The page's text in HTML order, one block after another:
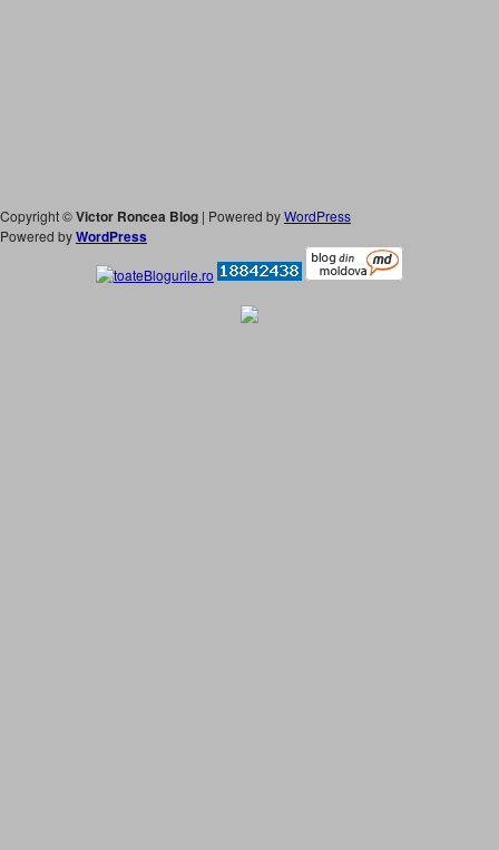
Copyright ©Victor Roncea Blog | Powered byWordPress
Powered byWordPress